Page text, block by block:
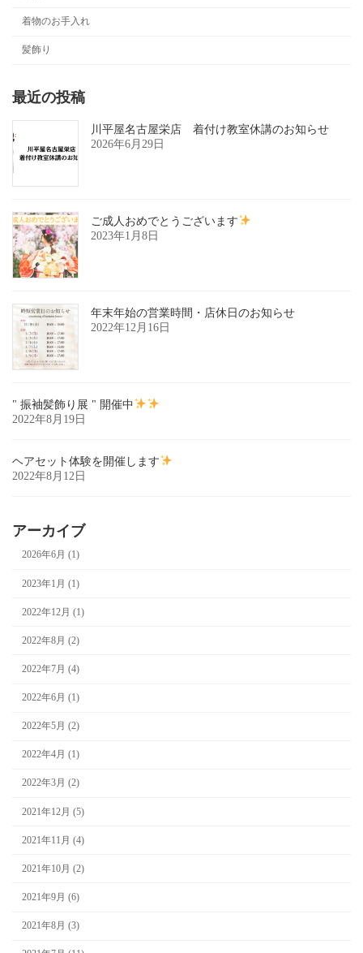
着物のお手入れ
髪飾り
最近の投稿
川平屋名古屋栄店 着付け教室休講のお知らせ
2026年6月29日
ご成人おめでとうございます
2023年1月8日
年末年始の営業時間・店休日のお知らせ
2022年12月16日
" 振袖髪飾り展 " 開催中
2022年8月19日
ヘアセット体験を開催します
2022年8月12日
アーカイブ
2026年6月 (1)
2023年1月 (1)
2022年12月 (1)
2022年8月 (2)
2022年7月 (4)
2022年6月 (1)
2022年5月 (2)
2022年4月 (1)
2022年3月 (2)
2021年12月 (5)
2021年11月 (4)
2021年10月 (2)
2021年9月 (6)
2021年8月 (3)